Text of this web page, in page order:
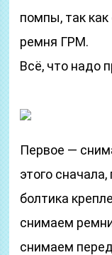
помпы, так
ремня ГРМ.
Всё, что надо
Первое —
этого
болтика
снимаем
снимаем